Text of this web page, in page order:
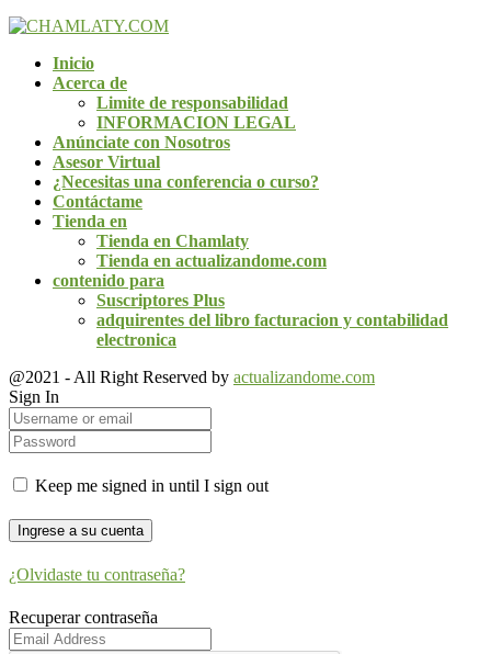
Inicio
Acerca de
Limite de responsabilidad
INFORMACION LEGAL
Anúnciate con Nosotros
Asesor Virtual
¿Necesitas una conferencia o curso?
Contáctame
Tienda en
Tienda en Chamlaty
Tienda en actualizandome.com
contenido para
Suscriptores Plus
adquirentes del libro facturacion y contabilidad
electronica
@2021 - All Right Reserved by actualizandome.com
Sign In
Keep me signed in until I sign out
¿Olvidaste tu contraseña?
Recuperar contraseña